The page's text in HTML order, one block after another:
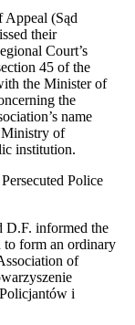
Appeal (Sąd
their
Court’s
45 of the
the Minister of
the
name
Ministry of
institution.
Police
D.F. informed the
form an ordinary
of
i